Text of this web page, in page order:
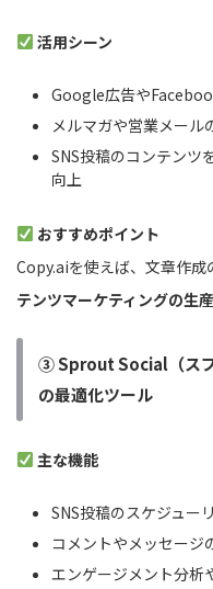
活用シーン
Google広告や
メルマガや営業メール
SNS投稿のコンテンツ
向上
おすすめポイント
Copy.aiを使えば、文章作成
テンツマーケティングの生
③ Sprout Social（ス
の最適化ツール
主な機能
SNS投稿のスケジュー
コメントやメッセージ
エンゲージメント分析